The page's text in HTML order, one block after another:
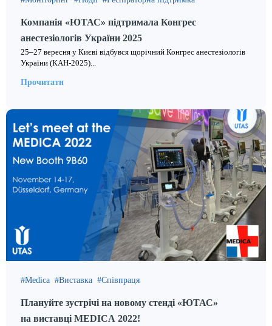
Компанія «ЮТАС» підтримала Конгрес
анестезіологів України 2025
25–27 вересня у Києві відбувся щорічний Конгрес анестезіологів
України (КАН-2025)...
Прочитати
Medica Виставка Співпраця
Плануйте зустрічі на новому стенді «ЮТАС»
на виставці MEDICA 2022!